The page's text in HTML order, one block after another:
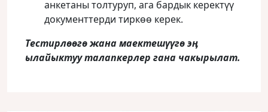
анкетаны толтуруп, ага бардык керектүү
документтерди тиркөө керек.
Тестирлөөгө жана маектешүүгө эӊ
ылайыктуу талапкерлер гана чакырылат.